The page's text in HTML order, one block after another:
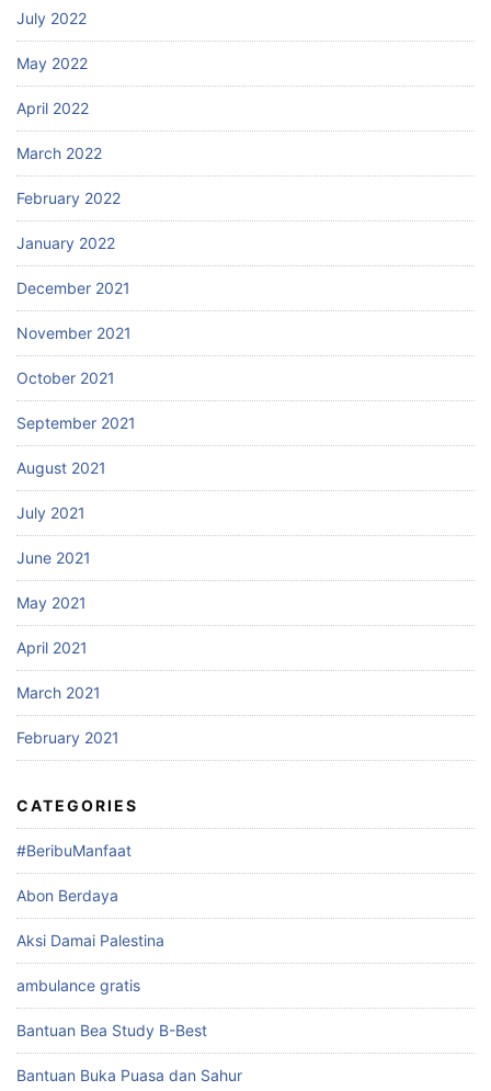
July 2022
May 2022
April 2022
March 2022
February 2022
January 2022
December 2021
November 2021
October 2021
September 2021
August 2021
July 2021
June 2021
May 2021
April 2021
March 2021
February 2021
CATEGORIES
#BeribuManfaat
Abon Berdaya
Aksi Damai Palestina
ambulance gratis
Bantuan Bea Study B-Best
Bantuan Buka Puasa dan Sahur